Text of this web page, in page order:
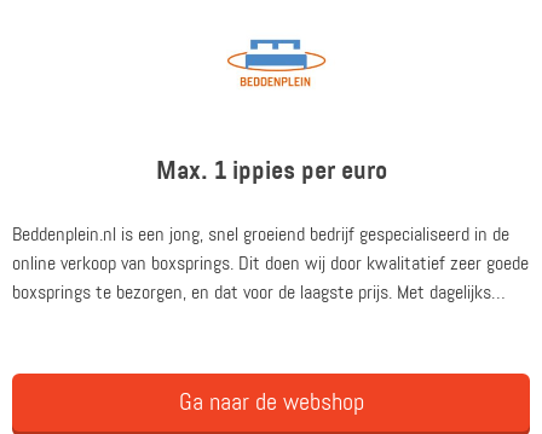
Max. 1 ippies per euro
Beddenplein.nl is een jong, snel groeiend bedrijf gespecialiseerd in de
online verkoop van boxsprings. Dit doen wij door kwalitatief zeer goede
boxsprings te bezorgen, en dat voor de laagste prijs. Met dagelijks
steeds grotere speler op de markt.
Ga naar de webshop